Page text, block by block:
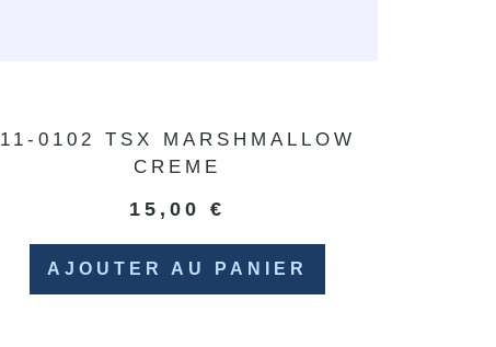
11-0102 TSX MARSHMALLOW
CREME
15,00€
AJOUTER AU PANIER